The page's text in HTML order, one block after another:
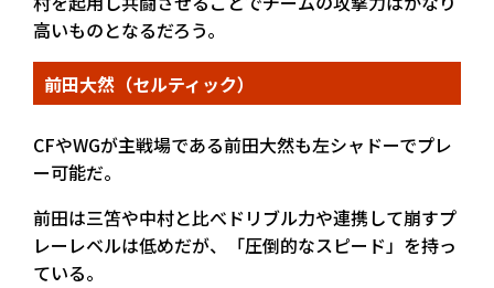
高いものとなるだろう。
前田大然（セルティック）
CFやWGが主戦場である前田大然も左シャドーでプレ
ー可能だ。
前田は三笘や中村と比べドリブル力や連携して崩すプ
レーレベルは低めだが、「圧倒的なスピード」を持っ
ている。